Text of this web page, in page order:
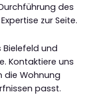
des
zur Seite.
und
Kontaktiere uns
die Wohnung
passt.